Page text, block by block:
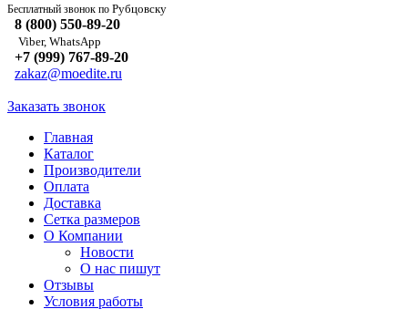
Бесплатный звонок по Рубцовску
8 (800) 550-89-20
Viber, WhatsApp
+7 (999) 767-89-20
zakaz@moedite.ru
Заказать звонок
Главная
Каталог
Производители
Оплата
Доставка
Сетка размеров
О Компании
Новости
О нас пишут
Отзывы
Условия работы